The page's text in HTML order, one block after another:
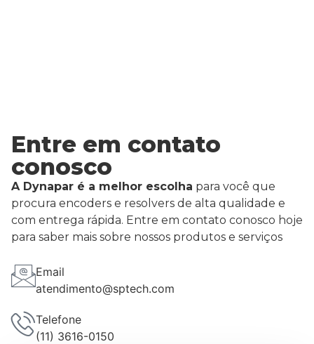
Entre em contato
conosco
A Dynapar é a melhor escolha para você que
procura encoders e resolvers de alta qualidade e
com entrega rápida. Entre em contato conosco hoje
para saber mais sobre nossos produtos e serviços
Email
atendimento@sptech.com
Telefone
(11) 3616-0150